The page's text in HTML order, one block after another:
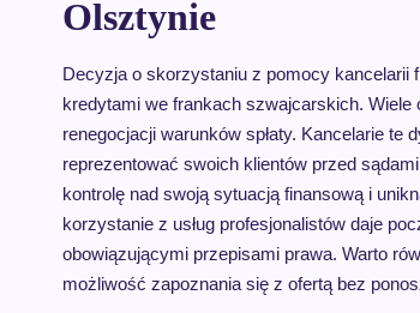
Olsztynie
Decyzja o skorzystaniu z pomocy
kredytami we frankach szwajcarskich.
renegocjacji warunków spłaty. Kancelarie
reprezentować swoich klientów przed
kontrolę nad swoją sytuacją finansową i
korzystanie z usług profesjonalistów daje
obowiązującymi przepisami prawa. Warto
możliwość zapoznania się z ofertą bez